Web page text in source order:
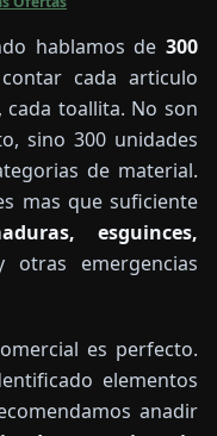
hablamos de 300
cada articulo
cada toallita. No son
sino 300 unidades
de material.
mas que suficiente
esguinces,
otras emergencias
es perfecto.
elementos
anadir